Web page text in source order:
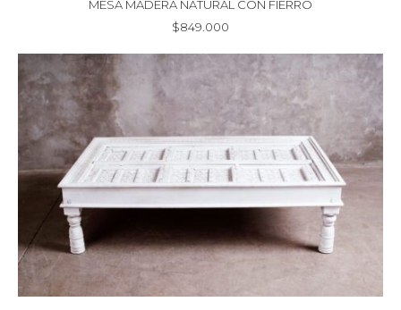
MESA MADERA NATURAL CON FIERRO
$849.000